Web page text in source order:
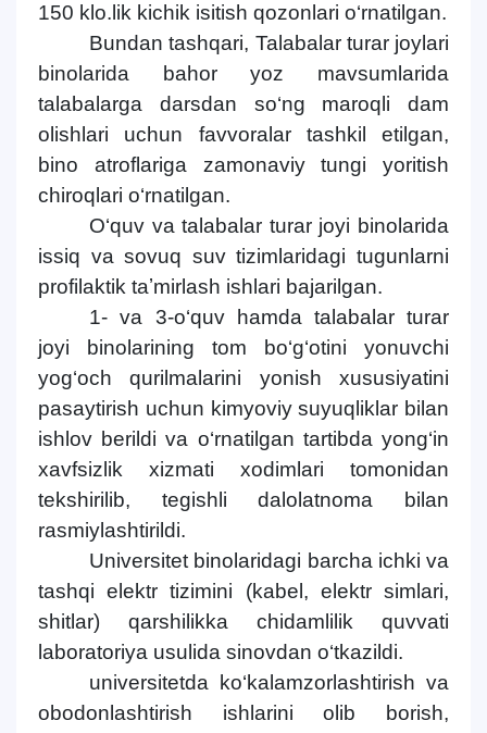
150 klo.lik kichik isitish qozonlari o‘rnatilgan.
Bundan tashqari, Talabalar turar joylari
binolarida bahor yoz mavsumlarida
talabalarga darsdan so‘ng maroqli dam
olishlari uchun favvoralar tashkil etilgan,
bino atroflariga zamonaviy tungi yoritish
chiroqlari o‘rnatilgan.
O‘quv va talabalar turar joyi binolarida
issiq va sovuq suv tizimlaridagi tugunlarni
profilaktik taʼmirlash ishlari bajarilgan.
1- va 3-o‘quv hamda talabalar turar
joyi binolarining tom bo‘g‘otini yonuvchi
yog‘och qurilmalarini yonish xususiyatini
pasaytirish uchun kimyoviy suyuqliklar bilan
ishlov berildi va o‘rnatilgan tartibda yong‘in
xavfsizlik xizmati xodimlari tomonidan
tekshirilib, tegishli dalolatnoma bilan
rasmiylashtirildi.
Universitet binolaridagi barcha ichki va
tashqi elektr tizimini (kabel, elektr simlari,
shitlar) qarshilikka chidamlilik quvvati
laboratoriya usulida sinovdan o‘tkazildi.
universitetda ko‘kalamzorlashtirish va
obodonlashtirish ishlarini olib borish,